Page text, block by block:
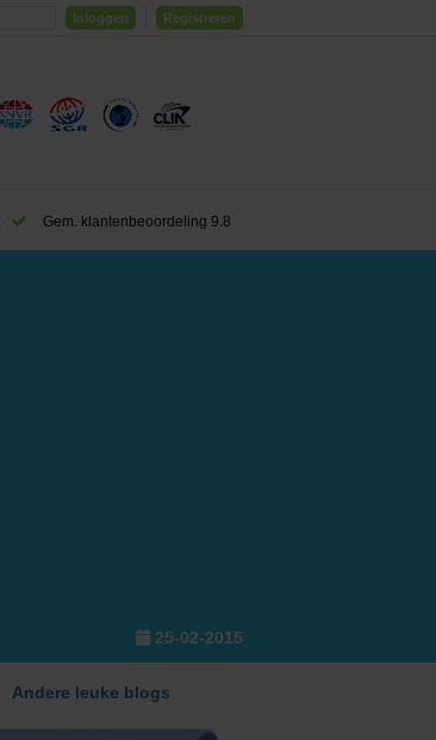
Inloggen Registreren
Gem. klantenbeoordeling 9.8
25-02-2015
Andere leuke blogs